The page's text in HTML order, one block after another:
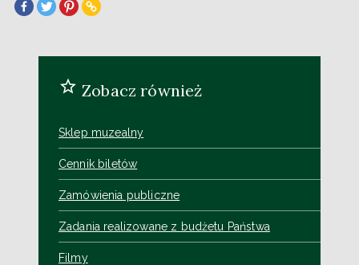
Zobacz również
Sklep muzealny
Cennik biletów
Zamówienia publiczne
Zadania realizowane z budżetu Państwa
Filmy